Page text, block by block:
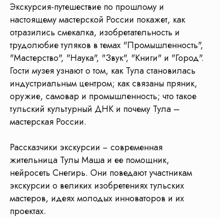
Экскурсия-путешествие по прошлому и
настоящему мастерской России покажет, как
отразились смекалка, изобретательность и
трудолюбие туляков в темах "Промышленность",
"Мастерство", "Наука", "Звук", "Книги" и "Город".
Гости музея узнают о том, как Тула становилась
индустриальным центром; как связаны пряник,
оружие, самовар и промышленность; что такое
тульский культурный ДНК и почему Тула –
мастерская России.
Рассказчики экскурсии − современная
жительница Тулы Маша и ее помощник,
нейросеть Снегирь. Они поведают участникам
экскурсии о великих изобретениях тульских
мастеров, идеях молодых инноваторов и их
проектах.